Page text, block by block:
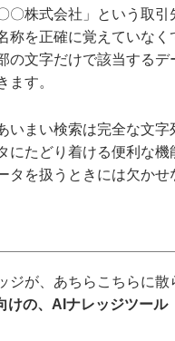
〇株式会社」という取引
称を正確に覚えていなく
の文字だけで該当するデ
ます。
いまい検索は完全な文字
にたどり着ける便利な機
タを扱うときには欠かせ
ジが、あちらこちらに散
けの、AIナレッジツール